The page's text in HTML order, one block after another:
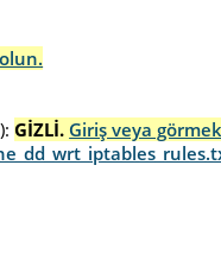
GİZLİ. Giriş veya